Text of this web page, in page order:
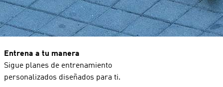
Entrena a tu manera
Sigue planes de entrenamiento
personalizados diseñados para ti.